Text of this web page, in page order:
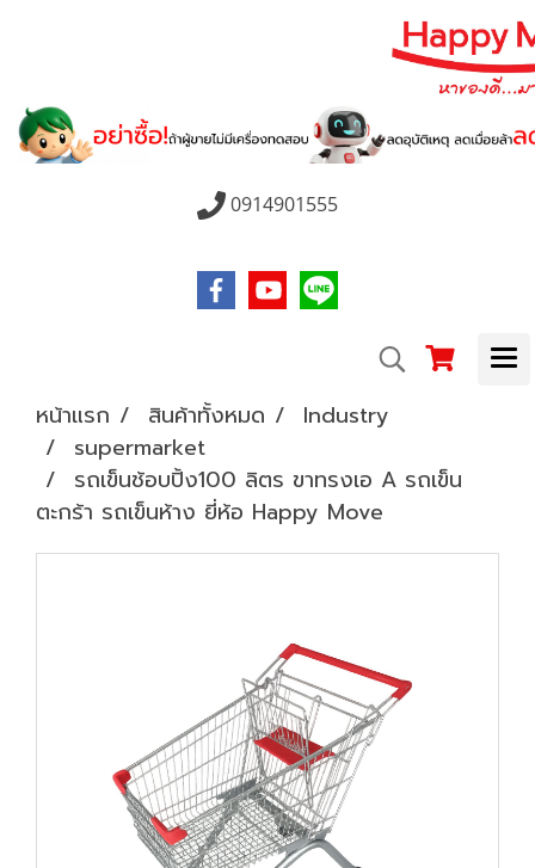
0914901555
หน้าแรก สินค้าทั้งหมด
Industry
supermarket
รถเข็นช้อบปิ้ง100 ลิตร ขาทรงเอ A รถเข็น
ตะกร้า รถเข็นห้าง ยี่ห้อ Happy Move